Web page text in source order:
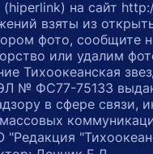
(hiperlink) на сайт
взяты из
фото, сообщите
или удалим
Тихоокеанская
№ ФС77-75133
в сфере связи,
"Редакция